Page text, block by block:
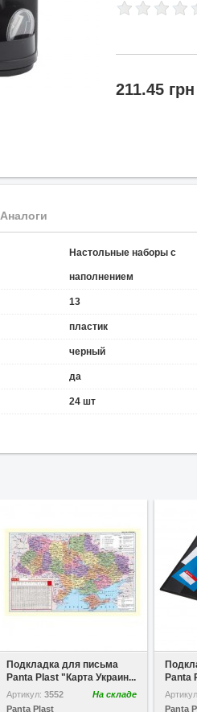
211.45 грн
Аналоги
Настольные наборы с
наполнением
13
пластик
черный
да
24 шт
Подкладка для письма
Panta Plast "Карта Украин...
Артикул: 3552
На складе
Panta Plast
Panta
Panta